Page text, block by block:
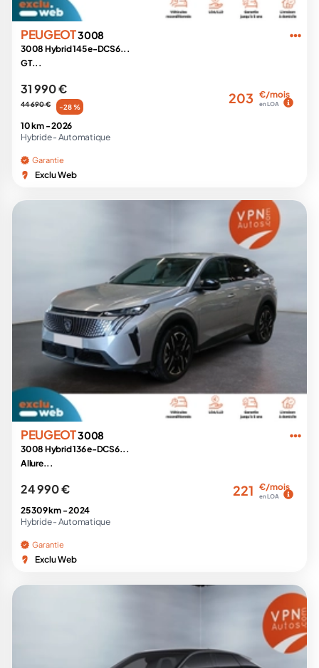
PEUGEOT3008
3008 Hybrid 145 e-DCS6...
GT...
31 990 €
44 690 € -28 %
203 €/mois
en LOA
10 km -2026
Hybride - Automatique
Garantie
Exclu Web
PEUGEOT3008
3008 Hybrid 136 e-DCS6...
Allure...
24 990 € 221 €/mois
en LOA
25 309 km -2024
Hybride - Automatique
Garantie
Exclu Web